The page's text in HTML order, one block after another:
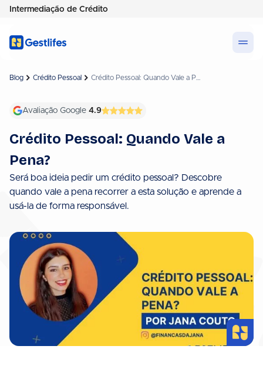
Intermediação de Crédito
Blog Crédito Pessoal Crédito Pessoal: Quando Vale a Pena?
Avaliação Google 4.9
Crédito Pessoal: Quando Vale a
Pena?
Será boa ideia pedir um crédito pessoal? Descobre
quando vale a pena recorrer a esta solução e aprende a
usá-la de forma responsável.